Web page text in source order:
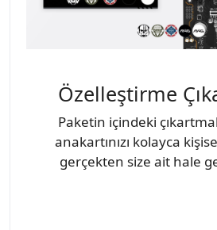
Özelleştirme
Paketin içindeki
anakartınızı kolayca
gerçekten size ait hale